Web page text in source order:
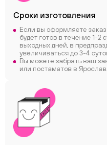
Сроки изготовления
Если вы оформляете
будет готов в течение 1-2
выходных дней, в
увеличиваться до 3-4
Вы можете забрать ваш
или постаматов в